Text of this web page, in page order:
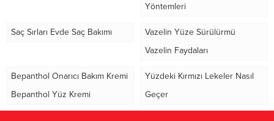
Yöntemleri
Saç Sırları Evde Saç Bakımı
Vazelin Yüze Sürülürmü
Vazelin Faydaları
Bepanthol Onarıcı Bakım Kremi
Bepanthol Yüz Kremi
Yüzdeki Kırmızı Lekeler Nasıl
Geçer